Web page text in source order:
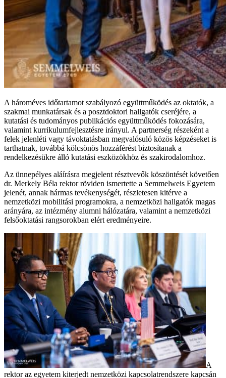
A hároméves időtartamot szabályozó együttműködés az oktatók, a
szakmai munkatársak és a posztdoktori hallgatók cseréjére, a
kutatási és tudományos publikációs együttműködés fokozására,
valamint kurrikulumfejlesztésre irányul. A partnerség részeként a
felek jelenléti vagy távoktatásban megvalósuló közös képzéseket is
tarthatnak, továbbá kölcsönös hozzáférést biztosítanak a
rendelkezésükre álló kutatási eszközökhöz és szakirodalomhoz.
Az ünnepélyes aláírásra megjelent résztvevők köszöntését követően
dr. Merkely Béla rektor röviden ismertette a Semmelweis Egyetem
jelenét, annak hármas tevékenységét, részletesen kitérve a
nemzetközi mobilitási programokra, a nemzetközi hallgatók magas
arányára, az intézmény alumni hálózatára, valamint a nemzetközi
felsőoktatási rangsorokban elért eredményeire.
A
rektor az egyetem kiterjedt nemzetközi kapcsolatrendszere kapcsán